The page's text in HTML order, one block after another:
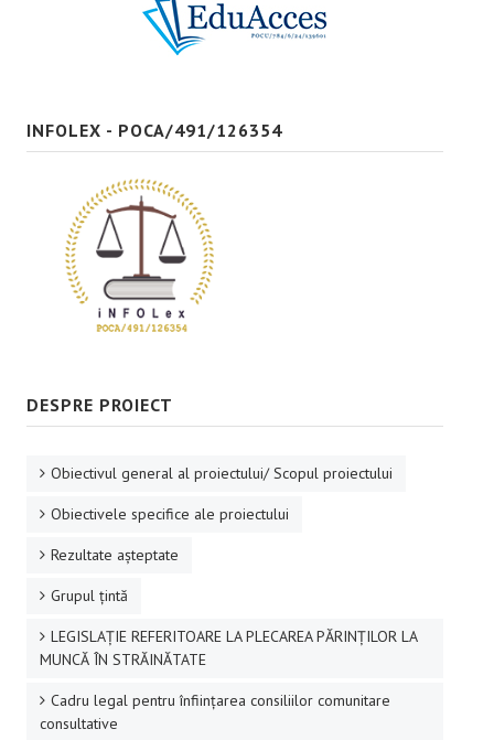
INFOLEX - POCA/491/126354
DESPRE PROIECT
Obiectivul general al proiectului/ Scopul proiectului
Obiectivele specifice ale proiectului
Rezultate aşteptate
Grupul ţintă
LEGISLAȚIE REFERITOARE LA PLECAREA PĂRINȚILOR LA
MUNCĂ ÎN STRĂINĂTATE
Cadru legal pentru înființarea consiliilor comunitare
consultative